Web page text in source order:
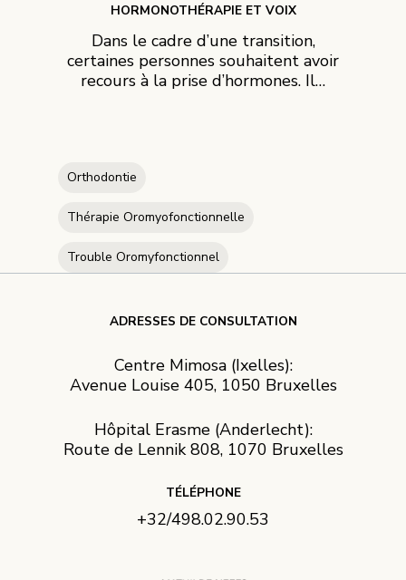
HORMONOTHÉRAPIE ET VOIX
Dans le cadre d’une transition,
certaines personnes souhaitent avoir
recours à la prise d’hormones. Il…
Orthodontie
Thérapie Oromyofonctionnelle
Trouble Oromyfonctionnel
ADRESSES DE CONSULTATION
Centre Mimosa (Ixelles):
Avenue Louise 405, 1050 Bruxelles
Hôpital Erasme (Anderlecht):
Route de Lennik 808, 1070 Bruxelles
TÉLÉPHONE
+32/498.02.90.53